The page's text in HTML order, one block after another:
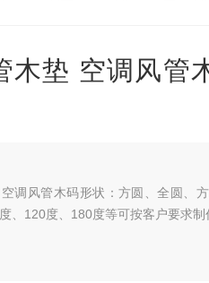
木垫 空调风管
调风管木码形状：方圆、全圆、方
、120度、180度等可按客户要求制